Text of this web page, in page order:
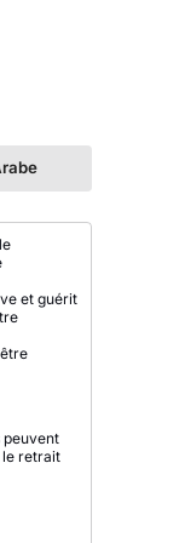
et guérit
retrait